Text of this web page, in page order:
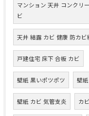
マンション 天井 コンクリ
ビ
天井 結露 カビ 健康 防カビ
戸建住宅 床下 合板 カビ
壁紙 黒いポツポツ 壁
壁紙 カビ 気管支炎 カ